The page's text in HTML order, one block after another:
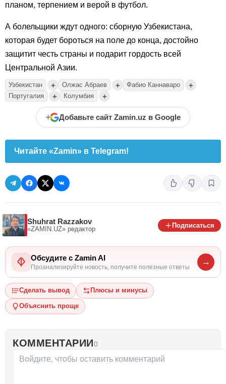
планом, терпением и верой в футбол.
А болельщики ждут одного: сборную Узбекистана,
которая будет бороться на поле до конца, достойно
защитит честь страны и подарит гордость всей
Центральной Азии.
Узбекистан + Олжас Абраев + Фабио Каннаваро +
Португалия + Колумбия +
+ Добавьте сайт Zamin.uz в Google
Читайте «Zamin» в Telegram!
Shuhrat Razzakov
«ZAMIN.UZ» редактор
Подписаться
Обсудите с Zamin AI
Проанализируйте новость, получите полезные ответы
→
Сделать вывод Плюсы и минусы
Объяснить проще
КОММЕНТАРИИ0